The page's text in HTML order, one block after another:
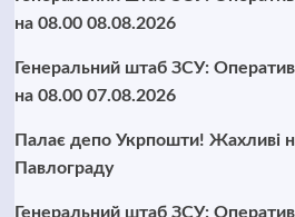
на 08.00 08.08.2026
Генеральний штаб ЗСУ:
на 08.00 07.08.2026
Палає депо Укрпошти! Жахливі
Павлограду
Генеральний штаб ЗСУ: